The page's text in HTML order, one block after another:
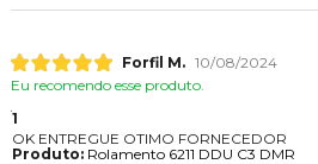
Forfil M. 10/08/2024
Eu recomendo esse produto.
1
OK ENTREGUE OTIMO FORNECEDOR
Produto:Rolamento 6211 DDU C3 DMR